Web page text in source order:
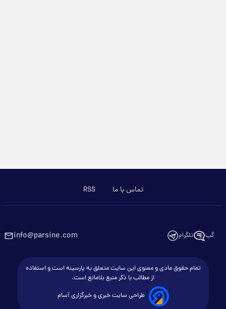
تماس با ما RSS
گپ تلگرام info@parsine.com
تمام حقوق مادی و معنوی این سایت متعلق به پارسینه است و استفاده
از مطالب با ذکر منبع بلامانع است.
طراحی سایت خبری و خبرگزاری آسام